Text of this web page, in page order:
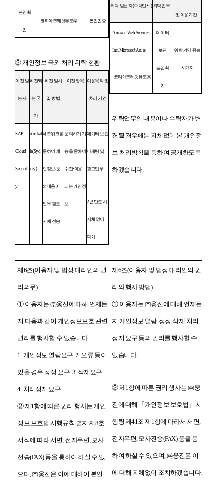
본인확
인
코리아크레딧뷰로㈜ 본인인증
② 개인정보 국외 처리 위탁 현황
이전 받
는자
이전되
는 국
가
이전 일시
및 방법
이전 항목 이용목적 및
처리 기간
SAP
Cloud
Securit
y
Austral
ia(Syd
ney)
네트워크를
통하여 개
인정보/문
의내용이
업무 필요
시에 전송
문의하기 기
능을 통하여
수집•이용
되는 개인정
보
데이터 보관
마케팅 및
광고업무
2년 만료 시
지체 없이
파기
위탁 받는 자(수탁업체) 위탁업무
및 이용기간
Amazon Web Services
Inc, Microsoft Azure
데이터
보관 위탁 계약 종료
시까지
코리아크레딧뷰로㈜
본인확
인
위탁업무의 내용이나 수탁자가 변
경될 경우에는 지체없이 본 개인정
보 처리방침을 통하여 공개하도록
하겠습니다.
제6조(이용자 및 법정 대리인의 권
리의무)
① 이용자는 ㈜웅진에 대해 언제든
지 다음과 같이 개인정보보호 관련
권리를 행사할 수 있습니다.
1. 개인정보 열람요구 2. 오류 등이
있을 경우 정정 요구 3. 삭제요구
4. 처리정지 요구
② 제1항에 따른 권리 행사는 개인
정보 보호법 시행규칙 별지 제8호
서식에 따라 서면, 전자우편, 모사
전송(FAX) 등을 통하여 하실 수 있
으며, ㈜웅진은 이에 대하여 본인
제6조(이용자 및 법정 대리인의 권
리와 행사 방법)
① 이용자는 ㈜웅진에 대해 언제든
지 개인정보 열람·정정·삭제·처리
정지 요구 등의 권리를 행사할 수
있습니다.
② 제1항에 따른 권리 행사는 ㈜웅
진에 대해 「개인정보 보호법」 시
행령 제41조 제1항에 따라서 서면,
전자우편, 모사전송(FAX) 등을 통
하여 하실 수 있으며, ㈜웅진은 이
에 대해 지체없이 조치하겠습니다.